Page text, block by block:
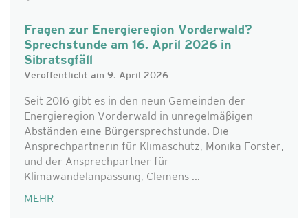
Fragen zur Energieregion Vorderwald?
Sprechstunde am 16. April 2026 in
Sibratsgfäll
Veröffentlicht am 9. April 2026
Seit 2016 gibt es in den neun Gemeinden der
Energieregion Vorderwald in unregelmäßigen
Abständen eine Bürgersprechstunde. Die
Ansprechpartnerin für Klimaschutz, Monika Forster,
und der Ansprechpartner für
Klimawandelanpassung, Clemens ...
MEHR